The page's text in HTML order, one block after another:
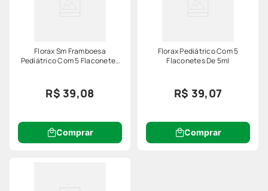
Florax Sm Framboesa
Pediátrico Com 5 Flaconetes
R$ 39,08
Comprar
Florax Pediátrico Com 5
Flaconetes De 5ml
R$ 39,07
Comprar